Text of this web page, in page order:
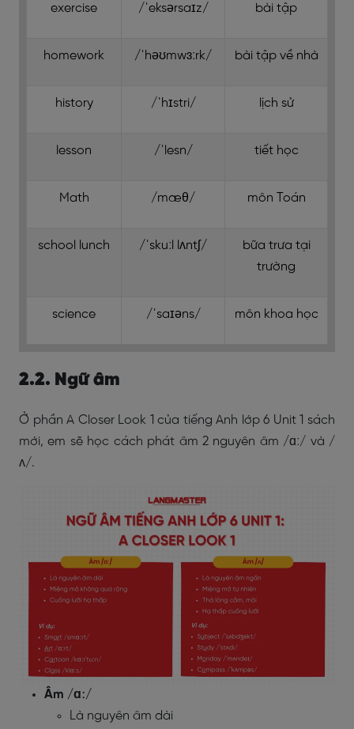
exercise /ˈeksərsaɪz/ bài tập
homework /ˈhəʊmwɜːrk/ bài tập về nhà
history /ˈhɪstri/ lịch sử
lesson /ˈlesn/ tiết học
Math /mæθ/ môn Toán
school lunch /ˈskuːl lʌntʃ/
bữa trưa tại
trường
science /ˈsaɪəns/ môn khoa học
2.2. Ngữ âm
Ở phần A Closer Look 1 của tiếng Anh lớp 6 Unit 1 sách
mới, em sẽ học cách phát âm 2 nguyên âm /ɑː/ và /
ʌ/.
Âm /ɑː/
Là nguyên âm dài